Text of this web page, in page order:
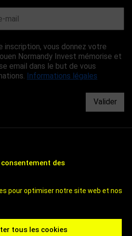
consentement des
pour optimiser notre site web et nos
tous les cookies
inscription, vous donnez votre
Normandy Invest mémorise et
email dans le but de vous
Informations légales
Valider
DE ROUEN
000 HABITANTS
ROUEN - INVEST IN ROUEN
Rouen Normandy Invest